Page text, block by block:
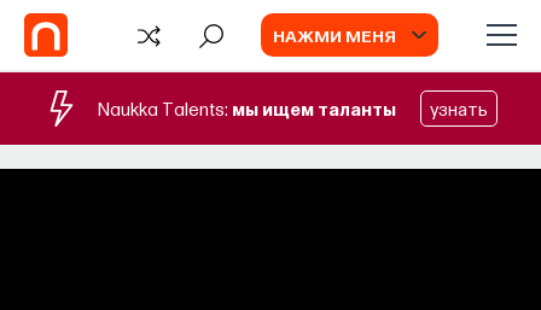
НАЖМИ МЕНЯ
Naukka Talents: мы ищем таланты узнать
БЛОГ